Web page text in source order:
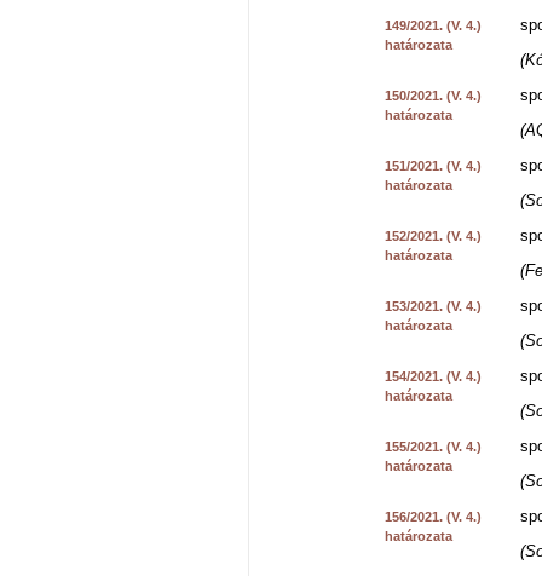
149/2021. (V. 4.)
határozata
150/2021. (V. 4.)
határozata
151/2021. (V. 4.)
határozata
152/2021. (V. 4.)
határozata
153/2021. (V. 4.)
határozata
154/2021. (V. 4.)
határozata
155/2021. (V. 4.)
határozata
156/2021. (V. 4.)
határozata